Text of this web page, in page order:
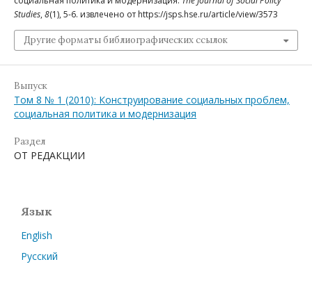
Studies, 8(1), 5-6. извлечено от https://jsps.hse.ru/article/view/3573
Другие форматы библиографических ссылок
Выпуск
Том 8 № 1 (2010): Конструирование социальных проблем,
социальная политика и модернизация
Раздел
ОТ РЕДАКЦИИ
Язык
English
Русский